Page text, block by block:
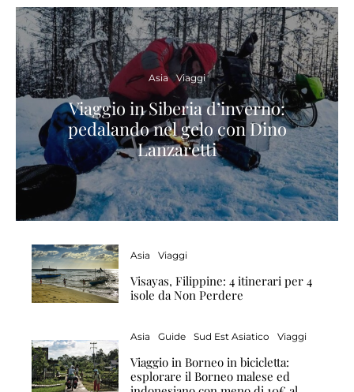
Asia Viaggi
Viaggio in Siberia d’inverno:
pedalando nel gelo con Dino
Lanzaretti
Asia Viaggi
Visayas, Filippine: 4 itinerari per 4
isole da Non Perdere
Asia Guide Sud Est Asiatico Viaggi
Viaggio in Borneo in bicicletta:
esplorare il Borneo malese ed